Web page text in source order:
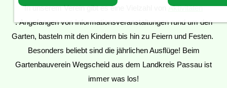
In unserem Verein gibt es eine Vielzahl von
Aktivitäten
. Angefangen von Informationsveranstaltungen rund um den
Garten, basteln mit den Kindern bis hin zu Feiern und Festen.
Besonders beliebt sind die jährlichen Ausflüge! Beim
Gartenbauverein Wegscheid aus dem Landkreis Passau ist
immer was los!